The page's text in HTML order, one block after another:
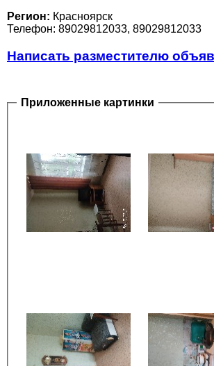
Регион: Красноярск
Телефон: 89029812033, 89029812033
Написать разместителю
Приложенные картинки